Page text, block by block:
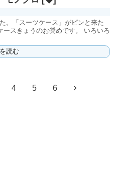
。「スーツケース」がピンと来た
スきょうのお奨めです。 いろいろ
読む
4 5 6